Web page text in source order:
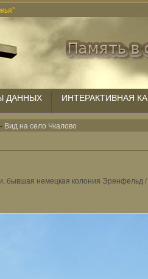
ДАННЫХ ИНТЕРАКТИВНАЯ
- Вид на село Чкалово
бывшая немецкая колония Эренфельд /